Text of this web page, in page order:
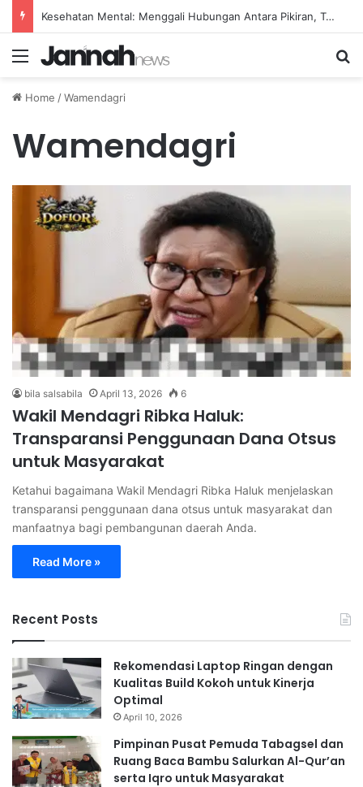
Kesehatan Mental: Menggali Hubungan Antara Pikiran, Tubuh, dan Emosi secara Mendalam
Menu
Home /Wamendagri
Wamendagri
bila salsabila April 13, 2026 6
Wakil Mendagri Ribka Haluk:
Transparansi Penggunaan Dana Otsus
untuk Masyarakat
Ketahui bagaimana Wakil Mendagri Ribka Haluk menjelaskan
transparansi penggunaan dana otsus untuk masyarakat dan
manfaatnya bagi pembangunan daerah Anda.
Read More »
Recent Posts
Rekomendasi Laptop Ringan dengan
Kualitas Build Kokoh untuk Kinerja
Optimal
April 10, 2026
Pimpinan Pusat Pemuda Tabagsel dan
Ruang Baca Bambu Salurkan Al-Qur’an
serta Iqro untuk Masyarakat